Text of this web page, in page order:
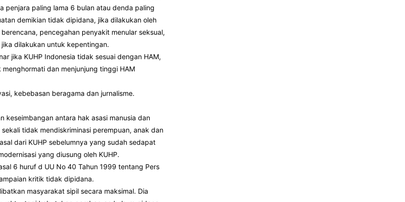
penjara paling lama 6 bulan atau denda paling
demikian tidak dipidana, jika dilakukan oleh
pencegahan penyakit menular seksual,
dilakukan untuk kepentingan.
jika KUHP Indonesia tidak sesuai dengan HAM,
dan menjunjung tinggi HAM
kebebasan beragama dan jurnalisme.
keseimbangan antara hak asasi manusia dan
tidak mendiskriminasi perempuan, anak dan
dari KUHP sebelumnya yang sudah sedapat
yang diusung oleh KUHP.
6 huruf d UU No 40 Tahun 1999 tentang Pers
kritik tidak dipidana.
masyarakat sipil secara maksimal. Dia